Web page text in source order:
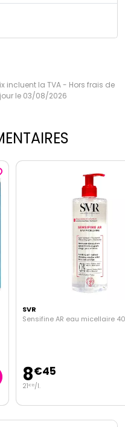
incluent la TVA - Hors frais de
le 03/08/2026
SVR
Sensifine AR eau micellaire
8€45
21€ 13/l.